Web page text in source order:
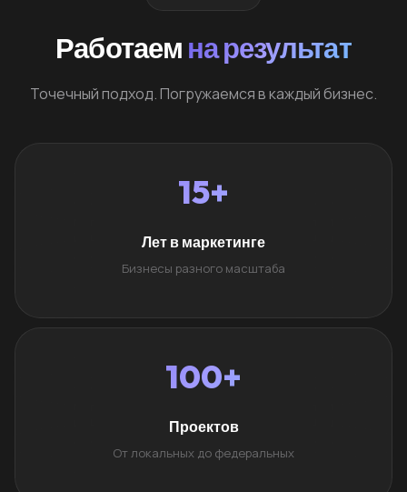
Работаем на результат
Точечный подход. Погружаемся в каждый бизнес.
15+
Лет в маркетинге
Бизнесы разного масштаба
100+
Проектов
От локальных до федеральных